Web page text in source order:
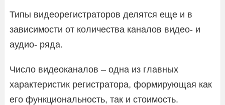
Типы видеорегистраторов делятся еще и в
зависимости от количества каналов видео- и
аудио- ряда.
Число видеоканалов – одна из главных
характеристик регистратора, формирующая как
его функциональность, так и стоимость.